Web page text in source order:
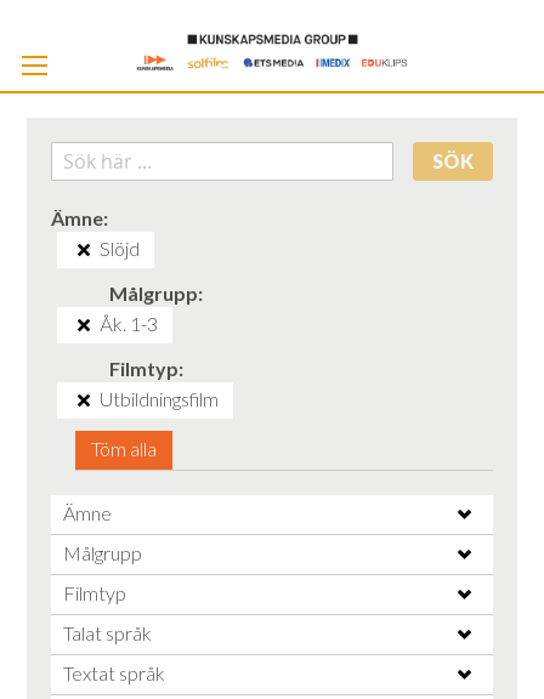
SÖK
Ämne
Slöjd
Målgrupp
Åk. 1-3
Filmtyp
Utbildningsfilm
Töm alla
Ämne
Målgrupp
Filmtyp
Talat språk
Textat språk